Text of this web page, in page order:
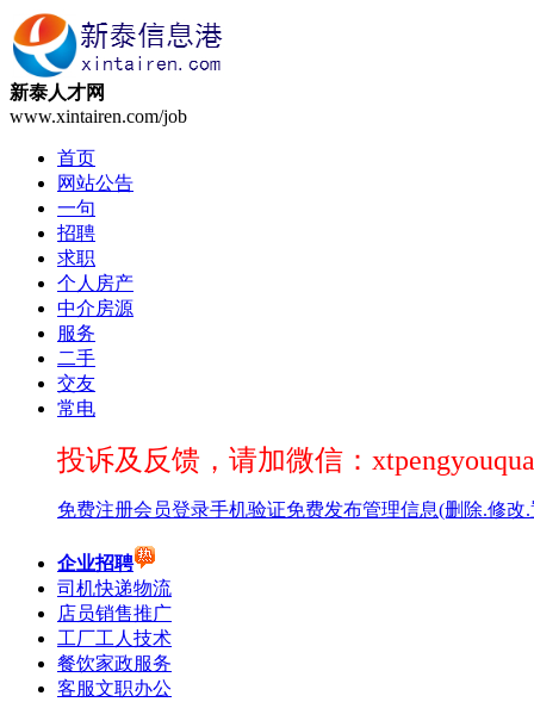
新泰人才网
www.xintairen.com/job
首页
网站公告
一句
招聘
求职
个人房产
中介房源
服务
二手
交友
常电
投诉及反馈，请加微信：
免费注册会员登录手机验证免费发布管理信息(删除.修改
企业招聘
司机快递物流
店员销售推广
工厂工人技术
餐饮家政服务
客服文职办公